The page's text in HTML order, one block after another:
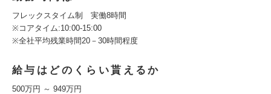
フレックスタイム制 実働8時間
※コアタイム:10:00-15:00
※全社平均残業時間20－30時間程度
給与はどのくらい貰えるか
500万円 ～ 949万円